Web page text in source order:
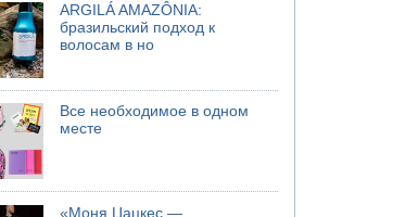
ARGILÁ AMAZÔNIA:
бразильский подход к
волосам в но
Все необходимое в одном
месте
«Моня Цацкес —